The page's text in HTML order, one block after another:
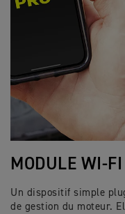
MODULE WI-
Un dispositif simple
de gestion du moteur.